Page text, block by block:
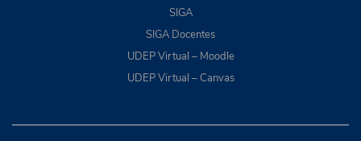
SIGA
SIGA Docentes
UDEP Virtual – Moodle
UDEP Virtual – Canvas